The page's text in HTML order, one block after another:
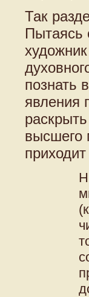
Так
Пытаясь
познать
явления
высшего